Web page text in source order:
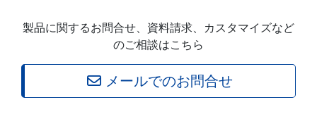
製品に関するお問合せ、資料請求、カスタマイズなど
のご相談はこちら
メールでのお問合せ